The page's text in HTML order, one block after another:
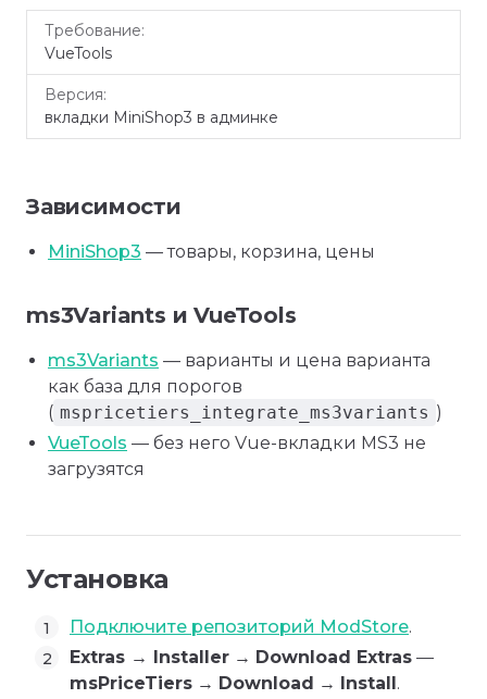
VueTools
вкладки MiniShop3 в админке
Зависимости
MiniShop3 — товары, корзина, цены
ms3Variants и VueTools
ms3Variants — варианты и цена варианта
как база для порогов
( mspricetiers_integrate_ms3variants )
VueTools — без него Vue-вкладки MS3 не
загрузятся
Установка
Подключите репозиторий ModStore.
Extras → Installer → Download Extras —
msPriceTiers → Download → Install.